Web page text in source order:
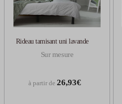
Rideau tamisant uni lavande
Sur mesure
à partir de 26,93€